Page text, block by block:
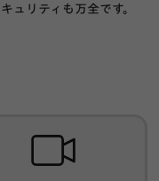
ュリティも万全です。